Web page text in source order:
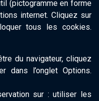
(pictogramme en forme
internet. Cliquez sur
tous les cookies.
du navigateur, cliquez
dans l’onglet Options.
sur : utiliser les